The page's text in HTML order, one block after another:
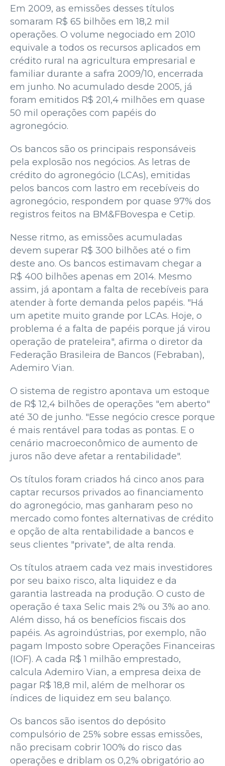
Em 2009, as emissões desses títulos
somaram R$ 65 bilhões em 18,2 mil
operações. O volume negociado em 2010
equivale a todos os recursos aplicados em
crédito rural na agricultura empresarial e
familiar durante a safra 2009/10, encerrada
em junho. No acumulado desde 2005, já
foram emitidos R$ 201,4 milhões em quase
50 mil operações com papéis do
agronegócio.
Os bancos são os principais responsáveis
pela explosão nos negócios. As letras de
crédito do agronegócio (LCAs), emitidas
pelos bancos com lastro em recebíveis do
agronegócio, respondem por quase 97% dos
registros feitos na BM&FBovespa e Cetip.
Nesse ritmo, as emissões acumuladas
devem superar R$ 300 bilhões até o fim
deste ano. Os bancos estimavam chegar a
R$ 400 bilhões apenas em 2014. Mesmo
assim, já apontam a falta de recebíveis para
atender à forte demanda pelos papéis. "Há
um apetite muito grande por LCAs. Hoje, o
problema é a falta de papéis porque já virou
operação de prateleira", afirma o diretor da
Federação Brasileira de Bancos (Febraban),
Ademiro Vian.
O sistema de registro apontava um estoque
de R$ 12,4 bilhões de operações "em aberto"
até 30 de junho. "Esse negócio cresce porque
é mais rentável para todas as pontas. E o
cenário macroeconômico de aumento de
juros não deve afetar a rentabilidade".
Os títulos foram criados há cinco anos para
captar recursos privados ao financiamento
do agronegócio, mas ganharam peso no
mercado como fontes alternativas de crédito
e opção de alta rentabilidade a bancos e
seus clientes "private", de alta renda.
Os títulos atraem cada vez mais investidores
por seu baixo risco, alta liquidez e da
garantia lastreada na produção. O custo de
operação é taxa Selic mais 2% ou 3% ao ano.
Além disso, há os benefícios fiscais dos
papéis. As agroindústrias, por exemplo, não
pagam Imposto sobre Operações Financeiras
(IOF). A cada R$ 1 milhão emprestado,
calcula Ademiro Vian, a empresa deixa de
pagar R$ 18,8 mil, além de melhorar os
índices de liquidez em seu balanço.
Os bancos são isentos do depósito
compulsório de 25% sobre essas emissões,
não precisam cobrir 100% do risco das
operações e driblam os 0,2% obrigatório ao